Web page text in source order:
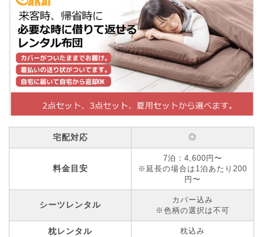
宅配対応 ◎
料金目安
7泊：4,600円〜
※延長の場合は1泊あたり200
円〜
シーツレンタル
カバー込み
※色柄の選択は不可
枕レンタル 枕込み